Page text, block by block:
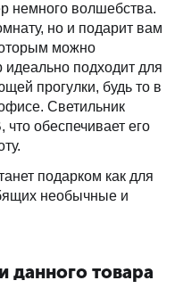
немного волшебства.
но и подарит вам
можно
идеально подходит для
прогулки, будь то в
Светильник
что обеспечивает его
подарком как для
необычные и
данного товара